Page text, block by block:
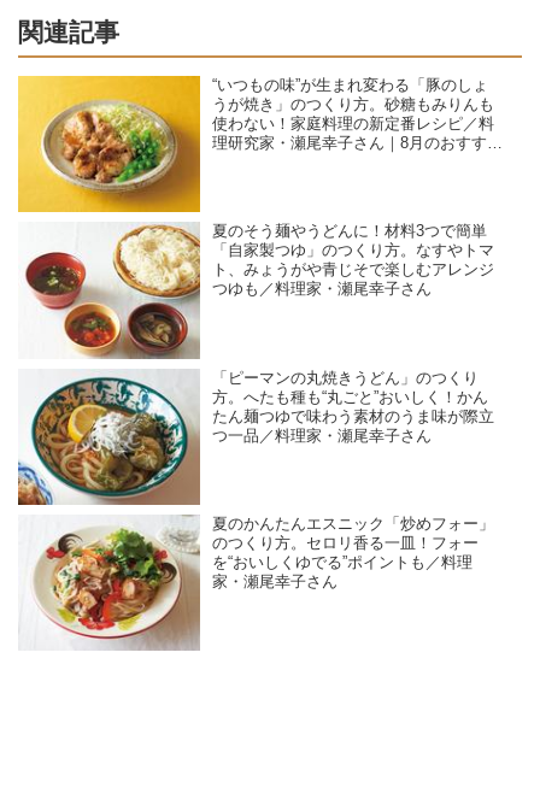
関連記事
“いつもの味”が生まれ変わる「豚のしょ
うが焼き」のつくり方。砂糖もみりんも
使わない！家庭料理の新定番レシピ／料
理研究家・瀬尾幸子さん｜8月のおすすめ
夏のそう麺やうどんに！材料3つで簡単
「自家製つゆ」のつくり方。なすやトマ
ト、みょうがや青じそで楽しむアレンジ
つゆも／料理家・瀬尾幸子さん
「ピーマンの丸焼きうどん」のつくり
方。へたも種も“丸ごと”おいしく！かん
たん麺つゆで味わう素材のうま味が際立
つ一品／料理家・瀬尾幸子さん
夏のかんたんエスニック「炒めフォー」
のつくり方。セロリ香る一皿！フォー
を“おいしくゆでる”ポイントも／料理
家・瀬尾幸子さん